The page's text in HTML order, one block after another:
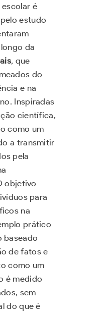
é
estudo
da
, que
do
e na
Inspiradas
científica,
como um
a transmitir
pela
objetivo
para
na
prático
baseado
de fatos e
como um
é medido
sem
do que é